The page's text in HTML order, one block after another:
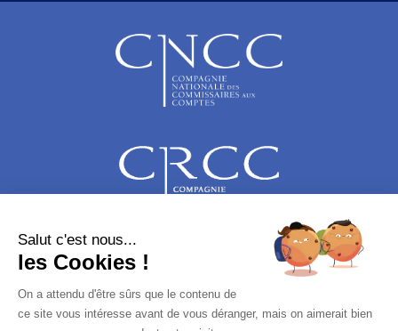
Salut c'est nous...
les Cookies !
On a attendu d'être sûrs que le contenu de
ce site vous intéresse avant de vous déranger, mais on aimerait bien